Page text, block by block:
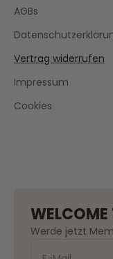
AGBs
Vertrag widerrufen
Impressum
Cookies
WELCOME
Werde jetzt